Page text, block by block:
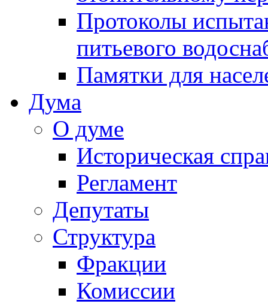
Протоколы
питьевого
Памятки для
Дума
О думе
Историческая
Регламент
Депутаты
Структура
Фракции
Комиссии